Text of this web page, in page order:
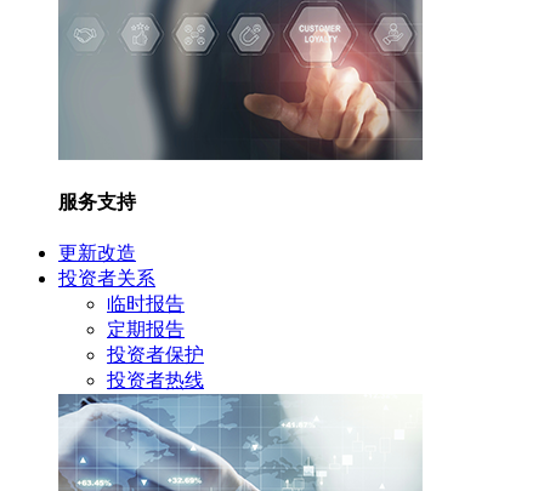
服务支持
更新改造
投资者关系
临时报告
定期报告
投资者保护
投资者热线